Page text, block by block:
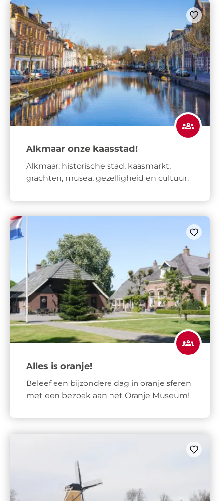
Alkmaar onze kaasstad!
Alkmaar: historische stad, kaasmarkt,
grachten, musea, gezelligheid en cultuur.
Alles is oranje!
Beleef een bijzondere dag in oranje sferen
met een bezoek aan het Oranje Museum!